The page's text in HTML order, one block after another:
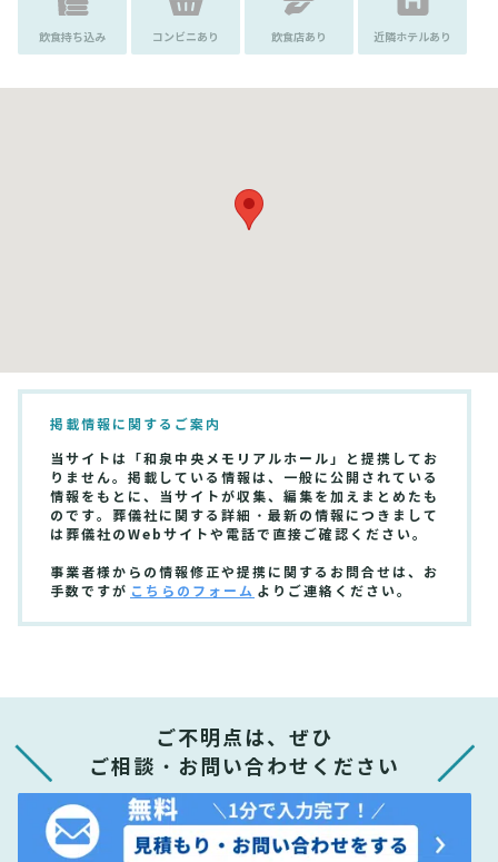
飲食持ち込み コンビニあり 飲食店あり 近隣ホテルあり
掲載情報に関するご案内
当サイトは「和泉中央メモリアルホール」と提携してお
りません。掲載している情報は、一般に公開されている
情報をもとに、当サイトが収集、編集を加えまとめたも
のです。葬儀社に関する詳細・最新の情報につきまして
は葬儀社のWebサイトや電話で直接ご確認ください。
事業者様からの情報修正や提携に関するお問合せは、お
手数ですが こちらのフォーム よりご連絡ください。
ご不明点は、ぜひ
ご相談・お問い合わせください